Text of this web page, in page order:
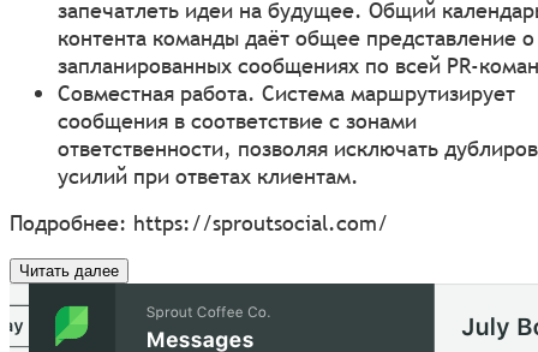
запечатлеть идеи на будущее. Общий
контента команды даёт общее представление о
запланированных сообщениях по всей PR-
Совместная работа. Система маршрутизирует
сообщения в соответствие с зонами
ответственности, позволяя исключать
усилий при ответах клиентам.
Подробнее: https://sproutsocial.com/
Читать далее